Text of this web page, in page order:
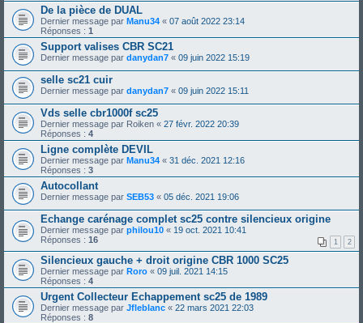
De la pièce de DUAL
Dernier message par Manu34 « 07 août 2022 23:14
Réponses : 1
Support valises CBR SC21
Dernier message par danydan7 « 09 juin 2022 15:19
selle sc21 cuir
Dernier message par danydan7 « 09 juin 2022 15:11
Vds selle cbr1000f sc25
Dernier message par Roiken « 27 févr. 2022 20:39
Réponses : 4
Ligne complète DEVIL
Dernier message par Manu34 « 31 déc. 2021 12:16
Réponses : 3
Autocollant
Dernier message par SEB53 « 05 déc. 2021 19:06
Echange carénage complet sc25 contre silencieux origine
Dernier message par philou10 « 19 oct. 2021 10:41
Réponses : 16 1 2
Silencieux gauche + droit origine CBR 1000 SC25
Dernier message par Roro « 09 juil. 2021 14:15
Réponses : 4
Urgent Collecteur Echappement sc25 de 1989
Dernier message par Jfleblanc « 22 mars 2021 22:03
Réponses : 8